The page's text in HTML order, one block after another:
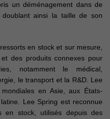
un déménagement dans de
doublant ainsi la taille de son
en stock et sur mesure,
des produits connexes pour
notamment le médical,
le transport et la R&D. Lee
en Asie, aux États-
Lee Spring est reconnue
en stock, utilisés depuis des